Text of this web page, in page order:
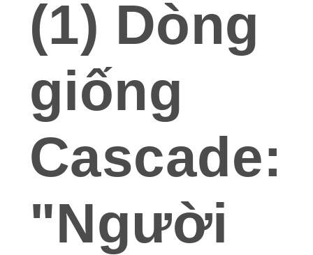
(1) Dòng
giống
Cascade:
"Người